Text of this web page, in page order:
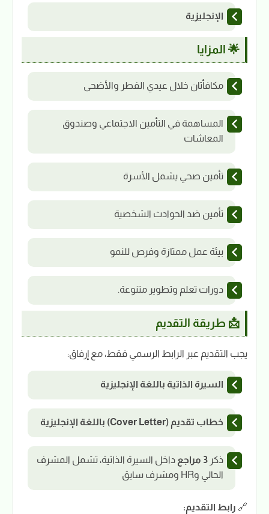
الإنجليزية
🌟 المزايا
مكافأتان خلال عيدي الفطر والأضحى
المساهمة في التأمين الاجتماعي وصندوق
المعاشات
تأمين صحي يشمل الأسرة
تأمين ضد الحوادث الشخصية
بيئة عمل ممتازة وفرص للنمو
دورات تعلم وتطوير متنوعة.
📩 طريقة التقديم
يجب التقديم عبر الرابط الرسمي فقط، مع إرفاق:
السيرة الذاتية باللغة الإنجليزية
خطاب تقديم (Cover Letter) باللغة الإنجليزية
ذكر 3 مراجع
داخل السيرة الذاتية، تشمل المشرف
الحالي وHR ومشرف سابق
🔗 رابط التقديم: